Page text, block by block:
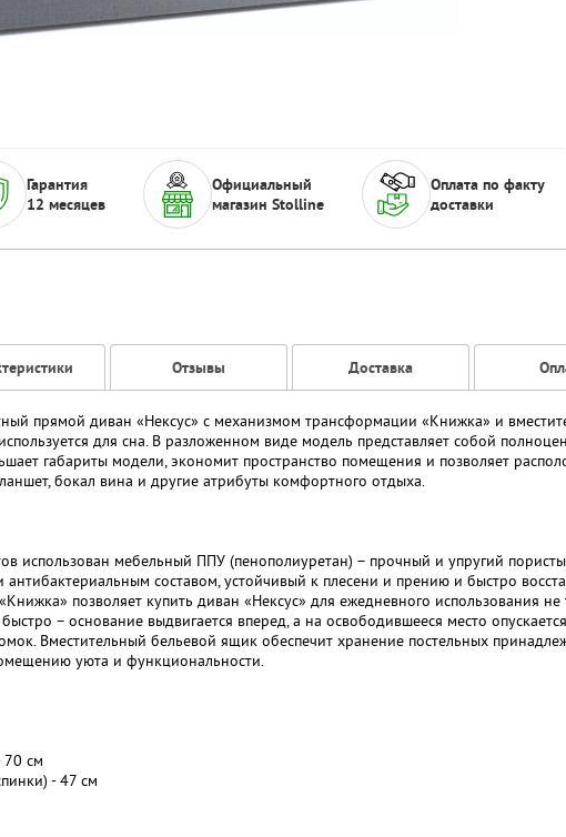
Гарантия
12 месяцев
Официальный
магазин Stolline
Оплата по факту
доставки
Отзывы Доставка
прямой диван «Нексус» с механизмом трансформации «Книжка» и
для сна. В разложенном виде модель представляет собой
габариты модели, экономит пространство помещения и позволяет
бокал вина и другие атрибуты комфортного отдыха.
использован мебельный ППУ (пенополиуретан) – прочный и упругий
составом, устойчивый к плесени и прению и быстро
позволяет купить диван «Нексус» для ежедневного использования
– основание выдвигается вперед, а на освободившееся место
Вместительный бельевой ящик обеспечит хранение постельных
уюта и функциональности.
70 см
- 47 см